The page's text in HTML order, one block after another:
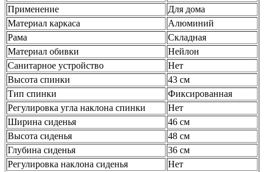
Применение
Для дома
Материал каркаса
Алюминий
Рама
Складная
Материал обивки
Нейлон
Санитарное устройство
Нет
Высота спинки
43 см
Тип спинки
Фиксированная
Регулировка угла наклона спинки
Нет
Ширина сиденья
46 см
Высота сиденья
48 см
Глубина сиденья
36 см
Регулировка наклона сиденья
Нет